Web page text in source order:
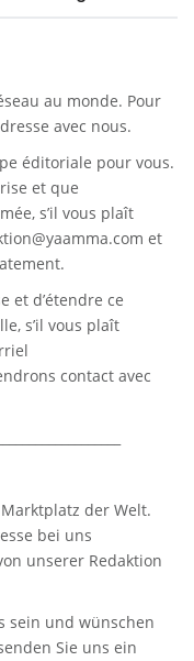
au monde. Pour
avec nous.
éditoriale pour vous.
et que
s’il vous plaît
et
et d’étendre ce
s’il vous plaît
contact avec
der Welt.
bei uns
unserer Redaktion
sein und wünschen
Sie uns ein